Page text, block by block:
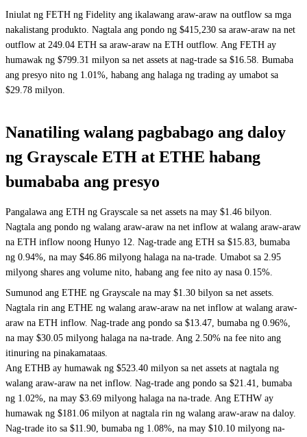
Iniulat ng FETH ng Fidelity ang ikalawang araw-araw na outflow sa mga
nakalistang produkto. Nagtala ang pondo ng $415,230 sa araw-araw na net
outflow at 249.04 ETH sa araw-araw na ETH outflow. Ang FETH ay
humawak ng $799.31 milyon sa net assets at nag-trade sa $16.58. Bumaba
ang presyo nito ng 1.01%, habang ang halaga ng trading ay umabot sa
$29.78 milyon.
Nanatiling walang pagbabago ang daloy
ng Grayscale ETH at ETHE habang
bumababa ang presyo
Pangalawa ang ETH ng Grayscale sa net assets na may $1.46 bilyon.
Nagtala ang pondo ng walang araw-araw na net inflow at walang araw-araw
na ETH inflow noong Hunyo 12. Nag-trade ang ETH sa $15.83, bumaba
ng 0.94%, na may $46.86 milyong halaga na na-trade. Umabot sa 2.95
milyong shares ang volume nito, habang ang fee nito ay nasa 0.15%.
Sumunod ang ETHE ng Grayscale na may $1.30 bilyon sa net assets.
Nagtala rin ang ETHE ng walang araw-araw na net inflow at walang araw-
araw na ETH inflow. Nag-trade ang pondo sa $13.47, bumaba ng 0.96%,
na may $30.05 milyong halaga na na-trade. Ang 2.50% na fee nito ang
itinuring na pinakamataas.
Ang ETHB ay humawak ng $523.40 milyon sa net assets at nagtala ng
walang araw-araw na net inflow. Nag-trade ang pondo sa $21.41, bumaba
ng 1.02%, na may $3.69 milyong halaga na na-trade. Ang ETHW ay
humawak ng $181.06 milyon at nagtala rin ng walang araw-araw na daloy.
Nag-trade ito sa $11.90, bumaba ng 1.08%, na may $10.10 milyong na-